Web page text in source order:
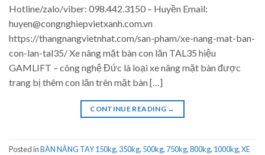
Hotline/zalo/viber: 098.442.3150 – Huyền Email:
huyen@congnghiepvietxanh.com.vn
https://thangnangvietnhat.com/san-pham/xe-nang-mat-ban-
con-lan-tal35/ Xe nâng mặt bàn con lăn TAL35 hiệu
GAMLIFT – công nghệ Đức là loại xe nâng mặt bàn được
trang bị thêm con lăn trên mặt bàn […]
CONTINUE READING →
Posted inBÀN NÂNG TAY 150kg, 350kg, 500kg, 750kg, 800kg, 1000kg,XE